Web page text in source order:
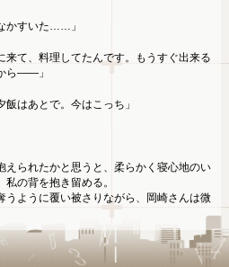
かすいた……」
来て、料理してたんです。もうすぐ出来る
ら――」
飯はあとで。今はこっち」
えられたかと思うと、柔らかく寝心地のい
私の背を抱き留める。
うように覆い被さりながら、岡崎さんは微